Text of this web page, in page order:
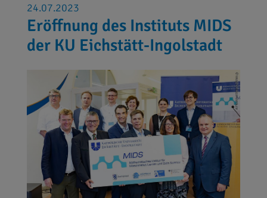
24.07.2023
Eröffnung des Instituts MIDS
der KU Eichstätt-Ingolstadt